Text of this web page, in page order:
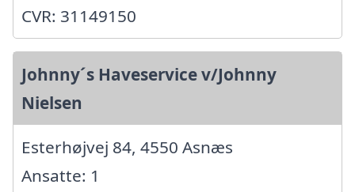
CVR: 31149150
Johnny´s Haveservice v/Johnny
Nielsen
Esterhøjvej 84, 4550 Asnæs
Ansatte: 1